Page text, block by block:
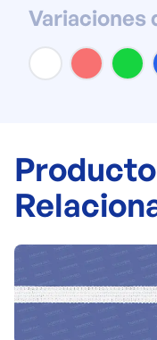
Variaciones